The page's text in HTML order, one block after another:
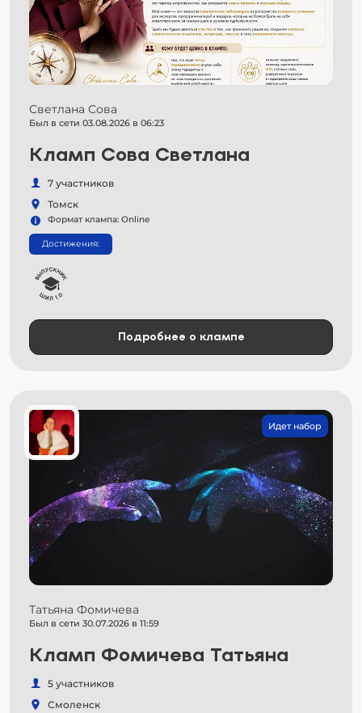
Светлана Сова
Был в сети 03.08.2026 в 06:23
Кламп Сова Светлана
7 участников
Томск
Формат клампа: Online
Достижения:
Подробнее о клампе
Идет набор
Татьяна Фомичева
Был в сети 30.07.2026 в 11:59
Кламп Фомичева Татьяна
5 участников
Смоленск